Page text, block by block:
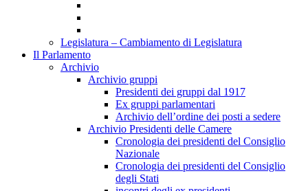
Legislatura – Cambiamento di Legislatura
Il Parlamento
Archivio
Archivio gruppi
Presidenti dei gruppi dal 1917
Ex gruppi parlamentari
Archivio dell’ordine dei posti a sedere
Archivio Presidenti delle Camere
Cronologia dei presidenti del Consiglio
Nazionale
Cronologia dei presidenti del Consiglio
degli Stati